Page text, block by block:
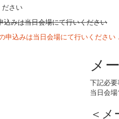
ださい
みは当日会場にて行いください
込みは当日会場にて行いください．
メ
下記必
当日会
＜